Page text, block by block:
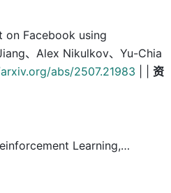
on Facebook using
、Alex Nikulkov、Yu-Chia
abs/2507.21983
资
Learning,…